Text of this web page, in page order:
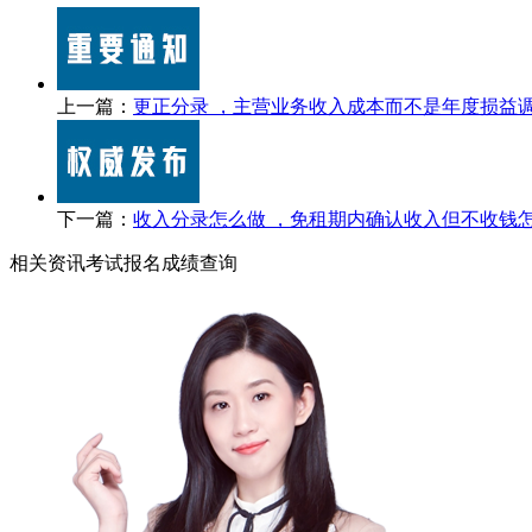
上一篇： 更正分录 ，主营业务收入成本而不是年度损益
下一篇： 收入分录怎么做 ，免租期内确认收入但不收钱
相关资讯考试报名 成绩查询